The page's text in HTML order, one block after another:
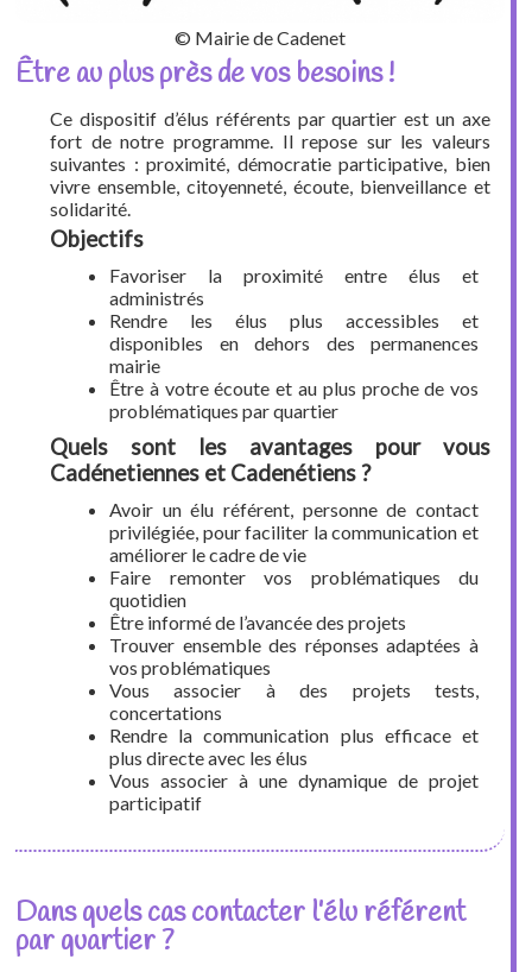
© Mairie de Cadenet
Être au plus près de vos besoins !
Ce dispositif d’élus référents par quartier est un axe
fort de notre programme. Il repose sur les valeurs
suivantes : proximité, démocratie participative, bien
vivre ensemble, citoyenneté, écoute, bienveillance et
solidarité.
Objectifs
Favoriser la proximité entre élus et
administrés
Rendre les élus plus accessibles et
disponibles en dehors des permanences
mairie
Être à votre écoute et au plus proche de vos
problématiques par quartier
Quels sont les avantages pour vous
Cadénetiennes et Cadenétiens ?
Avoir un élu référent, personne de contact
privilégiée, pour faciliter la communication et
améliorer le cadre de vie
Faire remonter vos problématiques du
quotidien
Être informé de l’avancée des projets
Trouver ensemble des réponses adaptées à
vos problématiques
Vous associer à des projets tests,
concertations
Rendre la communication plus efficace et
plus directe avec les élus
Vous associer à une dynamique de projet
participatif
Dans quels cas contacter l’élu référent
par quartier ?